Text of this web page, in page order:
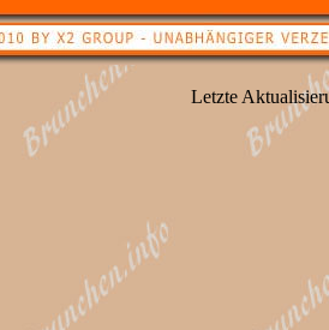
Letzte